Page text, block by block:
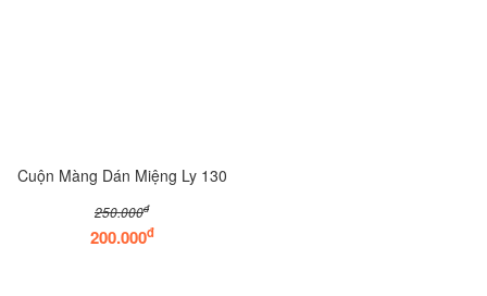
Cuộn Màng Dán Miệng Ly 130
250.000đ
200.000đ